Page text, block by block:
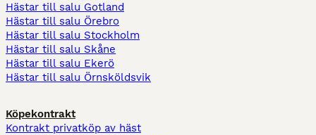
Hästar till salu Gotland
Hästar till salu Örebro
Hästar till salu Stockholm
Hästar till salu Skåne
Hästar till salu Ekerö
Hästar till salu Örnsköldsvik
Köpekontrakt
Kontrakt privatköp av häst